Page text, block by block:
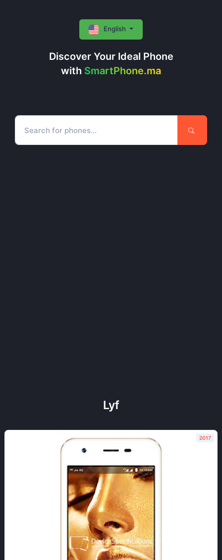
Discover Your Ideal Phone
with SmartPhone.ma
English
Lyf
2017